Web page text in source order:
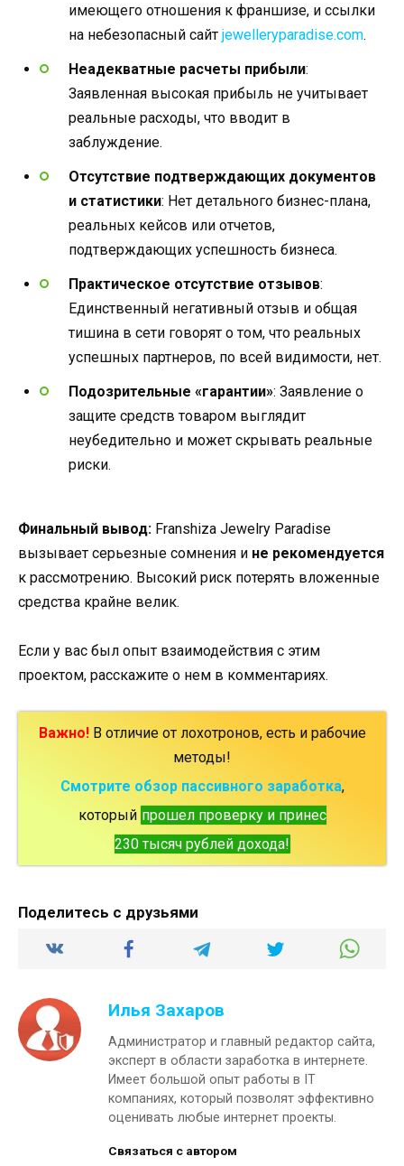
имеющего отношения к франшизе, и ссылки
на небезопасный сайт jewelleryparadise.com.
Неадекватные расчеты прибыли:
Заявленная высокая прибыль не учитывает
реальные расходы, что вводит в
заблуждение.
Отсутствие подтверждающих документов
и статистики: Нет детального бизнес-плана,
реальных кейсов или отчетов,
подтверждающих успешность бизнеса.
Практическое отсутствие отзывов:
Единственный негативный отзыв и общая
тишина в сети говорят о том, что реальных
успешных партнеров, по всей видимости, нет.
Подозрительные «гарантии»: Заявление о
защите средств товаром выглядит
неубедительно и может скрывать реальные
риски.
Финальный вывод: Franshiza Jewelry Paradise
вызывает серьезные сомнения и не рекомендуется
к рассмотрению. Высокий риск потерять вложенные
средства крайне велик.
Если у вас был опыт взаимодействия с этим
проектом, расскажите о нем в комментариях.
Важно!В отличие от лохотронов, есть и рабочие
методы!
Смотрите обзор пассивного заработка,
который прошел проверку и принес
230 тысяч рублей дохода!
Поделитесь с друзьями
Илья Захаров
Администратор и главный редактор сайта,
эксперт в области заработка в интернете.
Имеет большой опыт работы в IT
компаниях, который позволят эффективно
оценивать любые интернет проекты.
Связаться с автором